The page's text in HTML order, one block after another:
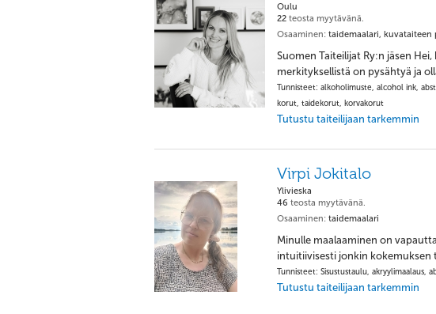
Oulu
22 teosta myytävänä.
Osaaminen: taidemaalari, kuvataiteen
Suomen Taiteilijat Ry:n jäsen
merkityksellistä on pysähtyä ja
Tunnisteet: alkoholimuste, alcohol ink,
korut, taidekorut, korvakorut
Tutustu taiteilijaan tarkemmin
Virpi Jokitalo
Ylivieska
46 teosta myytävänä.
Osaaminen: taidemaalari
Minulle maalaaminen on
intuitiivisesti jonkin kokemuksen
Tunnisteet: Sisustustaulu, akryylimaalaus,
Tutustu taiteilijaan tarkemmin